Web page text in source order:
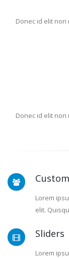
Donec id elit
Donec id elit
Lorem
elit.
Sliders
Lorem